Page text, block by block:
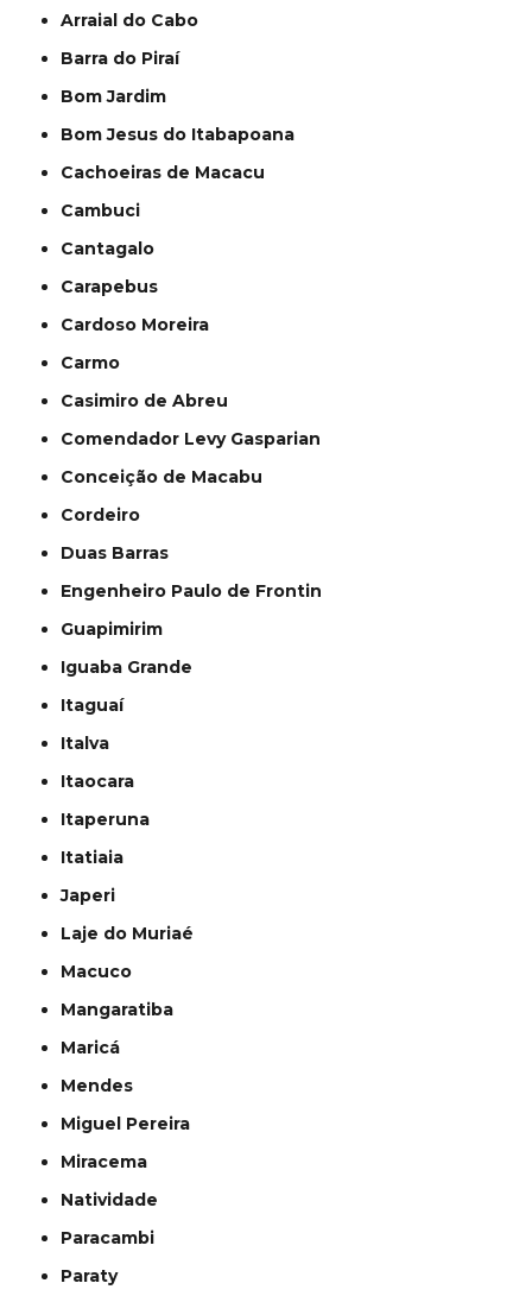
Arraial do Cabo
Barra do Piraí
Bom Jardim
Bom Jesus do Itabapoana
Cachoeiras de Macacu
Cambuci
Cantagalo
Carapebus
Cardoso Moreira
Carmo
Casimiro de Abreu
Comendador Levy Gasparian
Conceição de Macabu
Cordeiro
Duas Barras
Engenheiro Paulo de Frontin
Guapimirim
Iguaba Grande
Itaguaí
Italva
Itaocara
Itaperuna
Itatiaia
Japeri
Laje do Muriaé
Macuco
Mangaratiba
Maricá
Mendes
Miguel Pereira
Miracema
Natividade
Paracambi
Paraty